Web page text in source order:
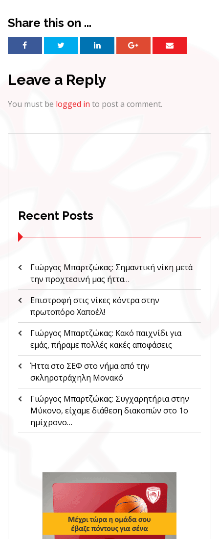
Share this on ...
Leave a Reply
You must be logged in to post a comment.
Recent Posts
Γιώργος Μπαρτζώκας: Σημαντική νίκη μετά
την προχτεσινή μας ήττα…
Επιστροφή στις νίκες κόντρα στην
πρωτοπόρο Χαποέλ!
Γιώργος Μπαρτζώκας: Κακό παιχνίδι για
εμάς, πήραμε πολλές κακές αποφάσεις
Ήττα στο ΣΕΦ στο νήμα από την
σκληροτράχηλη Μονακό
Γιώργος Μπαρτζώκας: Συγχαρητήρια στην
Μύκονο, είχαμε διάθεση διακοπών στο 1ο
ημίχρονο…